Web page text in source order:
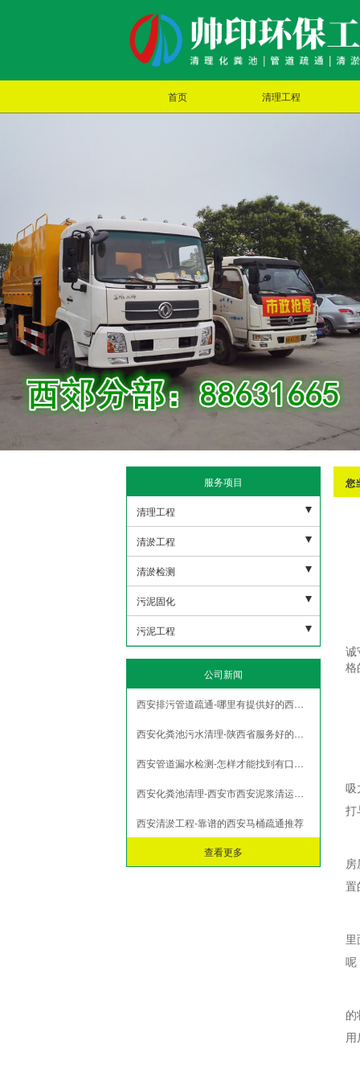
首页 清理工程
您
诚
格
吸
打
房
置
里
呢
的
用
服务项目
清理工程
污水池清理
下水管道清理
沉淀池清理
隔油地清理
泥浆池清理
清淤工程
河道清淤
雨水清淤
人工湖清淤
市政管道疏通清淤
污水管道疏通清淤
清淤检测
市政潜水打捞
市政管网机器人检测
污泥固化
非开挖修复紫外线光固化
盾构泥浆固化压榨
污水池压榨固化
污水池污泥固化
污泥工程
污泥外运
污泥固华压榨
公司新闻
西安排污管道疏通-哪里有提供好的西安管道疏通
西安化粪池污水清理-陕西省服务好的西安管道疏通提供
西安管道漏水检测-怎样才能找到有口碑的西安泥浆清运
西安化粪池清理-西安市西安泥浆清运公司
西安清淤工程-靠谱的西安马桶疏通推荐
查看更多